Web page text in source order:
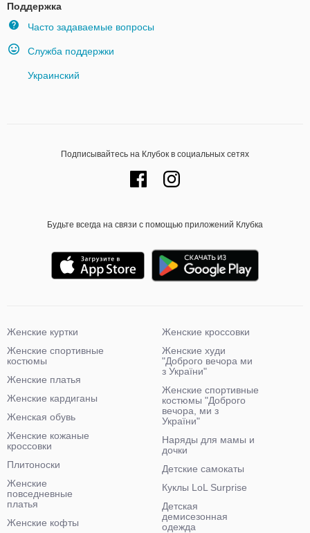
Поддержка
Часто задаваемые вопросы
Служба поддержки
Украинский
Подписывайтесь на Клубок в социальных сетях
Будьте всегда на связи с помощью приложений Клубка
Женские куртки
Женские спортивные
костюмы
Женские платья
Женские кардиганы
Женская обувь
Женские кожаные
кроссовки
Плитоноски
Женские
повседневные
платья
Женские кофты
Женские кроссовки
Женские худи
"Доброго вечора ми
з України"
Женские спортивные
костюмы "Доброго
вечора, ми з
України"
Наряды для мамы и
дочки
Детские самокаты
Куклы LoL Surprise
Детская
демисезонная
одежда